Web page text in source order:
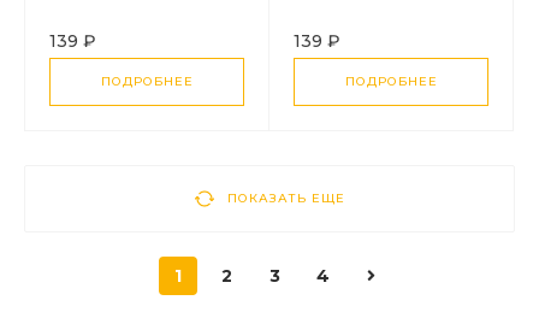
139 ₽
ПОДРОБНЕЕ
139 ₽
ПОДРОБНЕЕ
ПОКАЗАТЬ ЕЩЕ
1 2 3 4